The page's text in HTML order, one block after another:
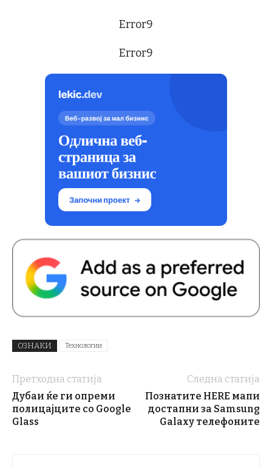
Error9
Error9
ОЗНАКИ Технологии
Претходна статија
Дубаи ќе ги опреми
полицајците со Google
Glass
Следна статија
Познатите HERE мапи
достапни за Samsung
Galaxy телефоните